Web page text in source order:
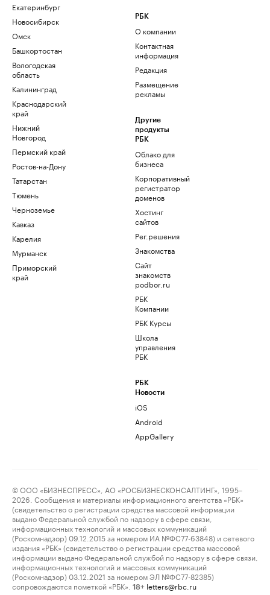
Екатеринбург
Новосибирск
Омск
Башкортостан
Вологодская
область
Калининград
Краснодарский
край
Нижний
Новгород
Пермский край
Ростов-на-Дону
Татарстан
Тюмень
Черноземье
Кавказ
Карелия
Мурманск
Приморский
край
РБК
О компании
Контактная
информация
Редакция
Размещение
рекламы
Другие
продукты
РБК
Облако для
бизнеса
Корпоративный
регистратор
доменов
Хостинг
сайтов
Рег.решения
Знакомства
Сайт
знакомств
podbor.ru
РБК
Компании
РБК Курсы
Школа
управления
РБК
РБК
Новости
iOS
Android
AppGallery
© ООО «БИЗНЕСПРЕСС», АО «РОСБИЗНЕСКОНСАЛТИНГ», 1995–
2026. Сообщения и материалы информационного агентства «РБК»
(свидетельство о регистрации средства массовой информации
выдано Федеральной службой по надзору в сфере связи,
информационных технологий и массовых коммуникаций
(Роскомнадзор) 09.12.2015 за номером ИА №ФС77-63848) и сетевого
издания «РБК» (свидетельство о регистрации средства массовой
информации выдано Федеральной службой по надзору в сфере связи,
информационных технологий и массовых коммуникаций
(Роскомнадзор) 03.12.2021 за номером ЭЛ №ФС77-82385)
сопровождаются пометкой «РБК».
18+ letters@rbc.ru